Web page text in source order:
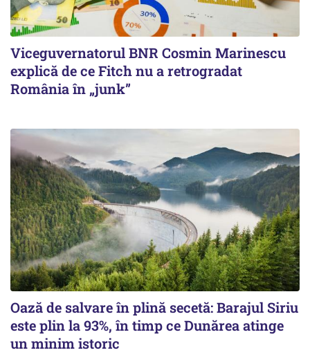
Viceguvernatorul BNR Cosmin Marinescu
explică de ce Fitch nu a retrogradat
România în „junk”
Oază de salvare în plină secetă: Barajul Siriu
este plin la 93%, în timp ce Dunărea atinge
un minim istoric